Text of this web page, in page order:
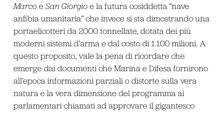
Marcoe San Giorgioe la futura cosiddetta “nave
anfibia umanitaria” che invece si sta dimostrando una
portaelicotteri da 2000 tonnellate, dotata dei più
moderni sistemi d’arma e dal costo di 1.100 milioni. A
questo proposito, vale la pena di ricordare che
emerge dai documenti che Marina e Difesa fornirono
all’epoca informazioni parziali o distorte sulla vera
natura e la vera dimensione del programma ai
parlamentari chiamati ad approvare il gigantesco